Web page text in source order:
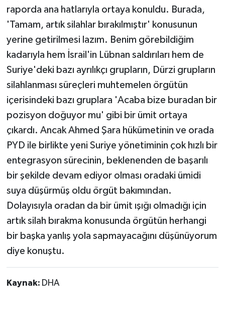
raporda ana hatlarıyla ortaya konuldu. Burada,
'Tamam, artık silahlar bırakılmıştır' konusunun
yerine getirilmesi lazım. Benim görebildiğim
kadarıyla hem İsrail'in Lübnan saldırıları hem de
Suriye'deki bazı ayrılıkçı grupların, Dürzi grupların
silahlanması süreçleri muhtemelen örgütün
içerisindeki bazı gruplara 'Acaba bize buradan bir
pozisyon doğuyor mu' gibi bir ümit ortaya
çıkardı. Ancak Ahmed Şara hükümetinin ve orada
PYD ile birlikte yeni Suriye yönetiminin çok hızlı bir
entegrasyon sürecinin, beklenenden de başarılı
bir şekilde devam ediyor olması oradaki ümidi
suya düşürmüş oldu örgüt bakımından.
Dolayısıyla oradan da bir ümit ışığı olmadığı için
artık silah bırakma konusunda örgütün herhangi
bir başka yanlış yola sapmayacağını düşünüyorum
diye konuştu.
Kaynak: DHA